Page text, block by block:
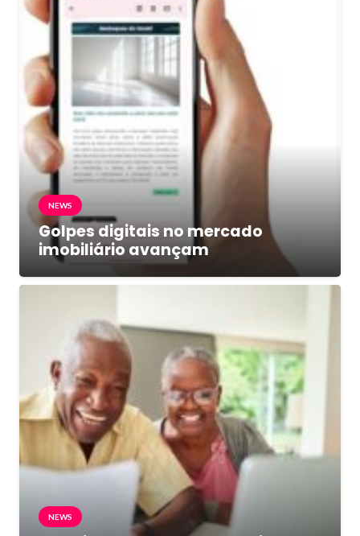
NEWS
Golpes digitais no mercado
imobiliário avançam
NEWS